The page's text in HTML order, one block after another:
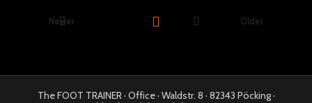
Newer Older
The FOOT TRAINER · Office · Waldstr. 8 · 82343 Pöcking ·